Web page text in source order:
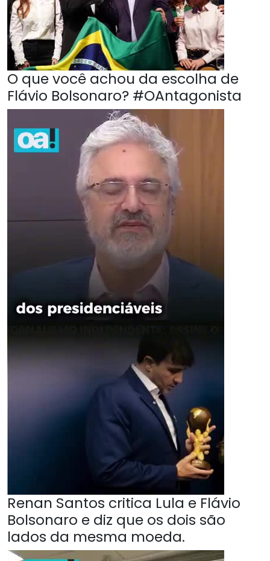
O que você achou da escolha de
Flávio Bolsonaro? #OAntagonista
Renan Santos critica Lula e Flávio
Bolsonaro e diz que os dois são
lados da mesma moeda.